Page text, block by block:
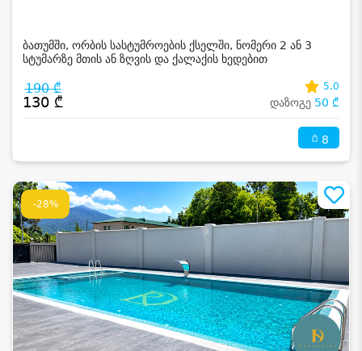
ბათუმში, ორბის სასტუმროების ქსელში, ნომერი 2 ან 3
სტუმარზე მთის ან ზღვის და ქალაქის ხედებით
190 ₾
130 ₾
5.0
დაზოგე 50 ₾
8
-28%